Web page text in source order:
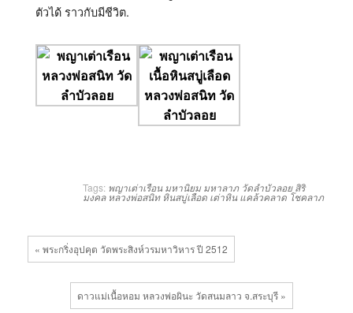
ตัวได้ ราวกับมีชีวิต.
Tags: พญาเต่าเรือน มหานิยม มหาลาภ วัดลำบัวลอย สิริ
มงคล หลวงพ่อสนิท หินสบู่เลือด เต่าหิน แคล้วคลาด โชคลาภ
« พระกริ่งอุปคุต วัดพระสิงห์วรมหาวิหาร ปี 2512
ดาวแม่เนื้อหอม หลวงพ่อผินะ วัดสนมลาว จ.สระบุรี »